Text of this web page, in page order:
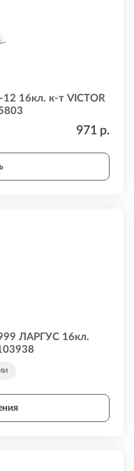
16кл. к-т VICTOR
971 р.
ЛАРГУС 16кл.